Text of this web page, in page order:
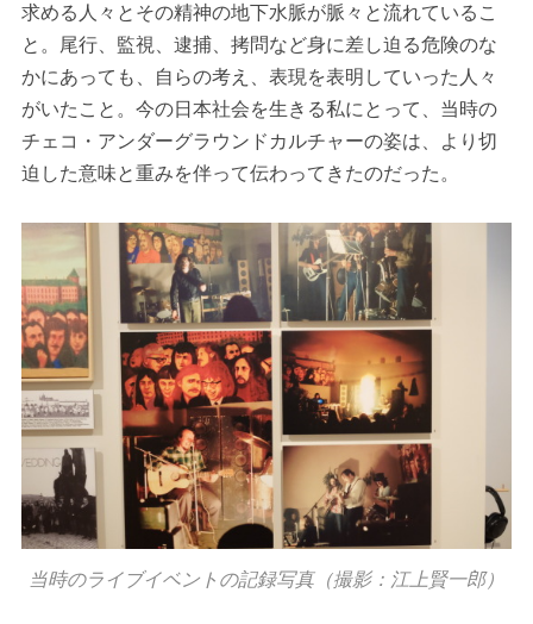
求める人々とその精神の地下水脈が脈々と流れているこ
と。尾行、監視、逮捕、拷問など身に差し迫る危険のな
かにあっても、自らの考え、表現を表明していった人々
がいたこと。今の日本社会を生きる私にとって、当時の
チェコ・アンダーグラウンドカルチャーの姿は、より切
迫した意味と重みを伴って伝わってきたのだった。
当時のライブイベントの記録写真（撮影：江上賢一郎）